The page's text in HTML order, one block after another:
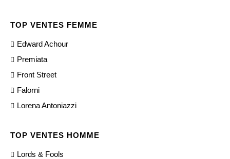
TOP VENTES FEMME
Edward Achour
Premiata
Front Street
Falorni
Lorena Antoniazzi
TOP VENTES HOMME
Lords & Fools